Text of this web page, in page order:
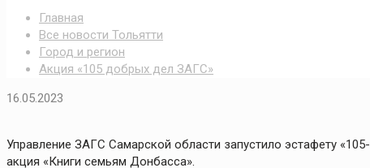
Главная
Все новости Тольятти
Город и регион
Акция «105 добрых дел ЗАГС»
16.05.2023
Управление ЗАГС Самарской области запустило эстафету
акция «Книги семьям Донбасса».